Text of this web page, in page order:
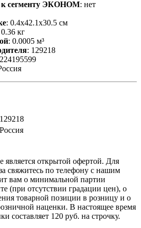
к сегменту ЭКОНОМ: нет
: 0.4x42.1x30.5 см
0.36 кг
: 0.0005 м³
: 129218
129218
Россия
является открытой офертой. Для
свяжитесь по телефону с нашим
вам о минимальной партии
(при отсутствии градации цен), о
товарной позиции в розницу и о
наценки. В настоящее время
составляет 120 руб. на строчку.